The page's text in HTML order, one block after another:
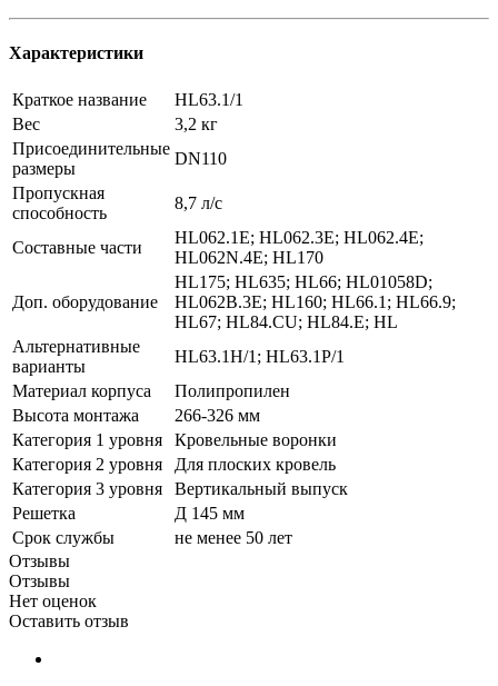
Характеристики
Краткое название
HL63.1/1
Вес
3,2 кг
Присоединительные
размеры
DN110
Пропускная
способность
8,7 л/с
Составные части
HL062.1E; HL062.3E; HL062.4E;
HL062N.4E; HL170
Доп. оборудование
HL175; HL635; HL66; HL01058D;
HL062B.3E; HL160; HL66.1; HL66.9;
HL67; HL84.CU; HL84.E; HL
Альтернативные
варианты
HL63.1H/1; HL63.1P/1
Материал корпуса
Полипропилен
Высота монтажа
266-326 мм
Категория 1 уровня
Кровельные воронки
Категория 2 уровня
Для плоских кровель
Категория 3 уровня
Вертикальный выпуск
Решетка
Д 145 мм
Срок службы
не менее 50 лет
Отзывы
Отзывы
Нет оценок
Оставить отзыв